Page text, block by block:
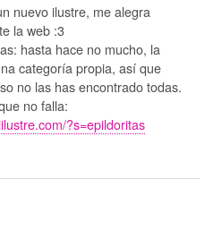
nuevo ilustre, me alegra
la web :3
hasta hace no mucho, la
categoría propia, así que
no las has encontrado todas.
no falla:
?s=epildoritas